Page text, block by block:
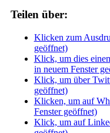
Teilen über:
Klicken zum
geöffnet)
Klick, um dies
in neuem Fenster
Klick, um über
geöffnet)
Klicken, um auf
Fenster geöffnet)
Klick, um auf